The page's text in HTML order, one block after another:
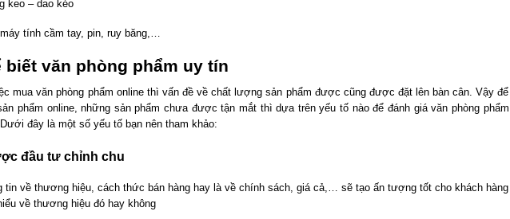
keo – dao kéo
tính cầm tay, pin, ruy băng,…
biết văn phòng phẩm uy tín
mua văn phòng phẩm online thì vấn đề về chất lượng sản phẩm được cũng được đặt lên bàn cân. Vậy để
phẩm online, những sản phẩm chưa được tận mắt thì dựa trên yếu tố nào để đánh giá văn phòng phẩm
đây là một số yếu tố bạn nên tham khảo:
đầu tư chỉnh chu
tin về thương hiệu, cách thức bán hàng hay là về chính sách, giá cả,… sẽ tạo ấn tượng tốt cho khách hàng
về thương hiệu đó hay không